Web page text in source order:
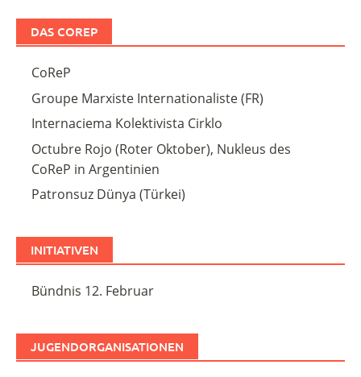
DAS COREP
CoReP
Groupe Marxiste Internationaliste (FR)
Internaciema Kolektivista Cirklo
Octubre Rojo (Roter Oktober), Nukleus des
CoReP in Argentinien
Patronsuz Dünya (Türkei)
INITIATIVEN
Bündnis 12. Februar
JUGENDORGANISATIONEN